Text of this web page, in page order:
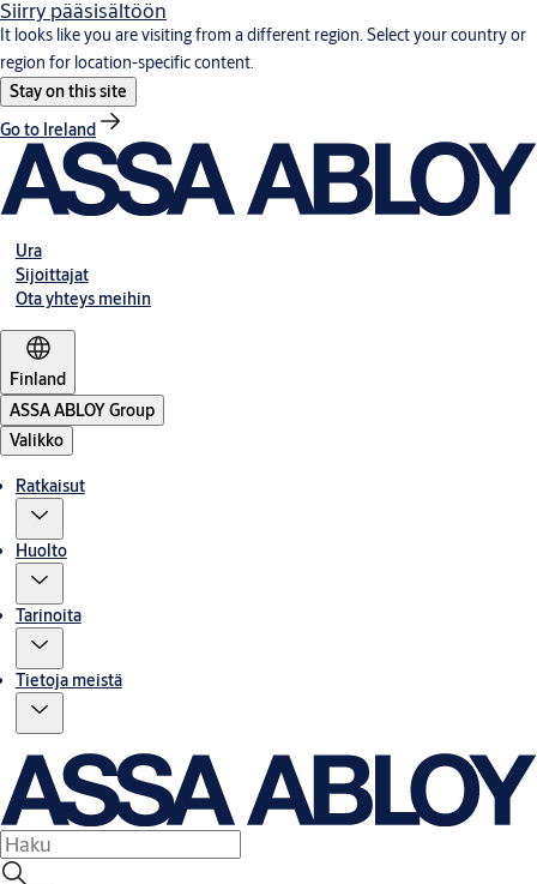
Siirry pääsisältöön
It looks like you are visiting from a different region. Select your country or
region for location-specific content.
Stay on this site
Go to Ireland
Ura
Sijoittajat
Ota yhteys meihin
Finland
ASSA ABLOY Group
Valikko
Ratkaisut
Huolto
Tarinoita
Tietoja meistä